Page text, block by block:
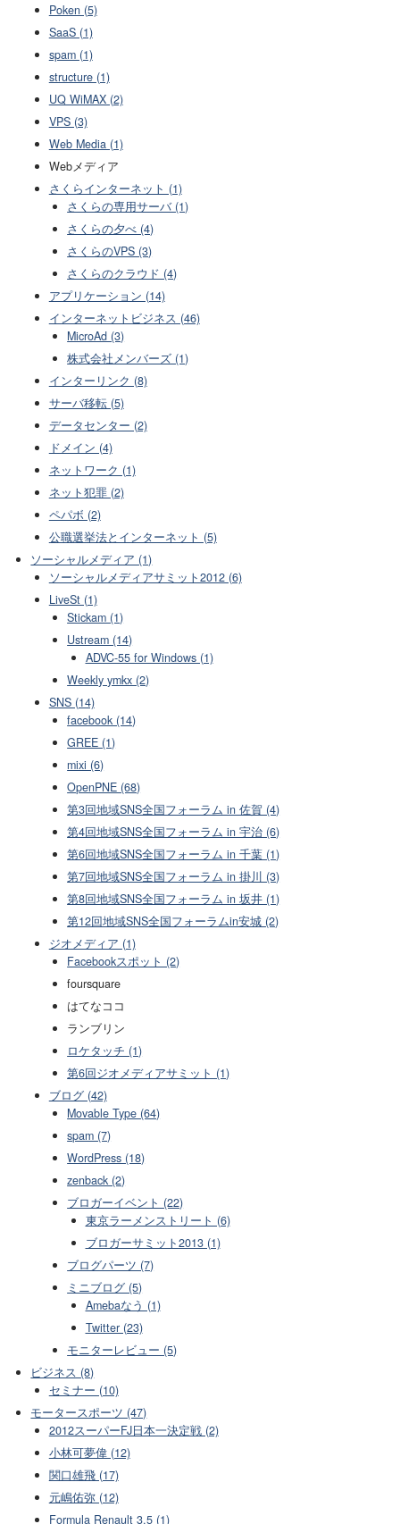
Poken (5)
SaaS (1)
spam (1)
structure (1)
UQ WiMAX (2)
VPS (3)
Web Media (1)
Webメディア
さくらインターネット (1)
さくらの専用サーバ (1)
さくらの夕べ (4)
さくらのVPS (3)
さくらのクラウド (4)
アプリケーション (14)
インターネットビジネス (46)
MicroAd (3)
株式会社メンバーズ (1)
インターリンク (8)
サーバ移転 (5)
データセンター (2)
ドメイン (4)
ネットワーク (1)
ネット犯罪 (2)
ペパボ (2)
公職選挙法とインターネット (5)
ソーシャルメディア (1)
ソーシャルメディアサミット2012 (6)
LiveSt (1)
Stickam (1)
Ustream (14)
ADVC-55 for Windows (1)
Weekly ymkx (2)
SNS (14)
facebook (14)
GREE (1)
mixi (6)
OpenPNE (68)
第3回地域SNS全国フォーラム in 佐賀 (4)
第4回地域SNS全国フォーラム in 宇治 (6)
第6回地域SNS全国フォーラム in 千葉 (1)
第7回地域SNS全国フォーラム in 掛川 (3)
第8回地域SNS全国フォーラム in 坂井 (1)
第12回地域SNS全国フォーラムin安城 (2)
ジオメディア (1)
Facebookスポット (2)
foursquare
はてなココ
ランブリン
ロケタッチ (1)
第6回ジオメディアサミット (1)
ブログ (42)
Movable Type (64)
spam (7)
WordPress (18)
zenback (2)
ブロガーイベント (22)
東京ラーメンストリート (6)
ブロガーサミット2013 (1)
ブログパーツ (7)
ミニブログ (5)
Amebaなう (1)
Twitter (23)
モニターレビュー (5)
ビジネス (8)
セミナー (10)
モータースポーツ (47)
2012スーパーFJ日本一決定戦 (2)
小林可夢偉 (12)
関口雄飛 (17)
元嶋佑弥 (12)
Formula Renault 3.5 (1)